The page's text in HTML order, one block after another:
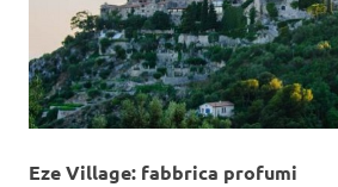
Eze Village: fabbrica profumi